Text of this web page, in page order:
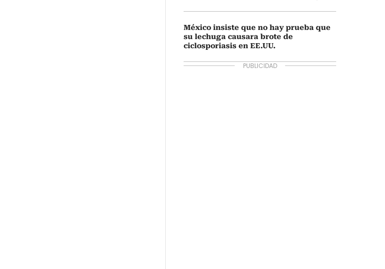
México insiste que no hay prueba que
su lechuga causara brote de
ciclosporiasis en EE.UU.